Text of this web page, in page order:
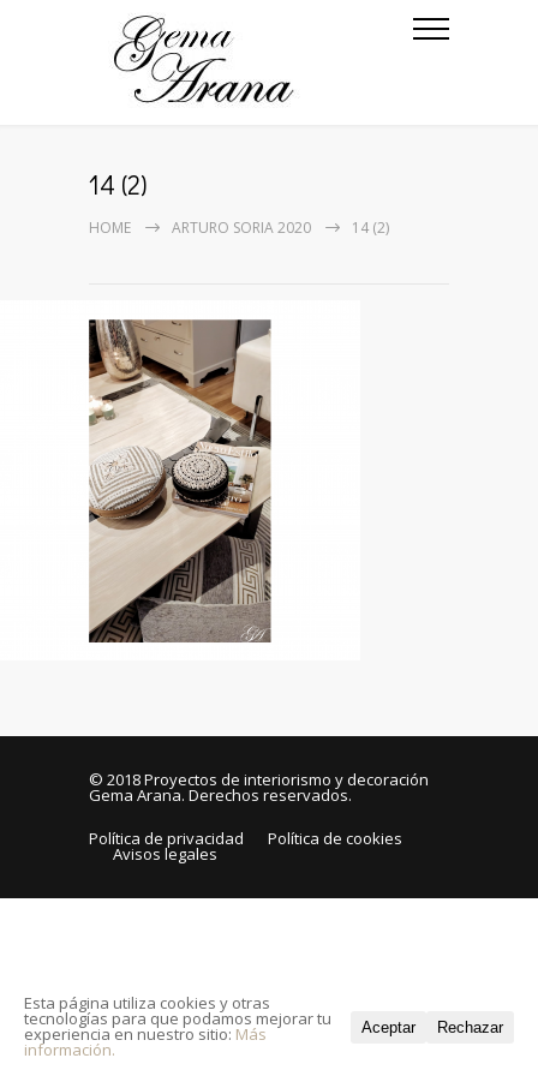
14 (2)
HOME ARTURO SORIA 2020 14 (2)
© 2018Proyectos de interiorismo y decoración
Gema Arana. Derechos reservados.
Política de privacidad
Política de cookies
Avisos legales
Esta página utiliza cookies y otras
tecnologías para que podamos mejorar tu
experiencia en nuestro sitio: Más
información.
Aceptar Rechazar